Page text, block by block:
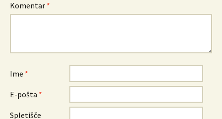
Komentar *
Ime *
E-pošta *
Spletišče